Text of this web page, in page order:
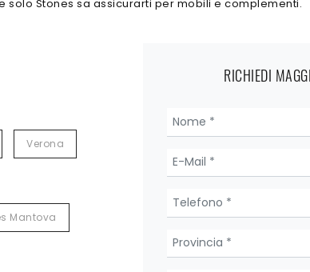
solo Stones sa assicurarti per mobili e complementi.
Verona
Mantova
RICHIEDI